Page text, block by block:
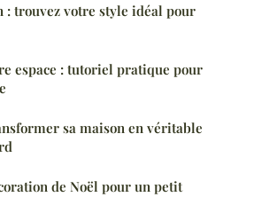
: trouvez votre style idéal pour
espace : tutoriel pratique pour
sa maison en véritable
de Noël pour un petit